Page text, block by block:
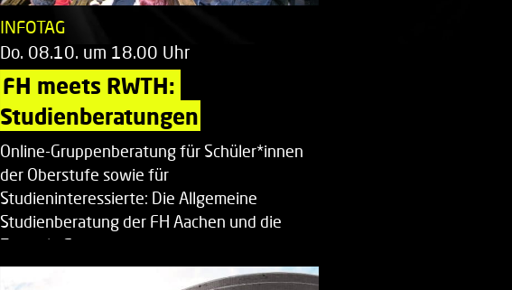
INFOTAG
Do. 08.10. um 18.00 Uhr
FH meets RWTH:
Studienberatungen
Online-Gruppenberatung für Schüler*innen
der Oberstufe sowie für
Studieninteressierte: Die Allgemeine
Studienberatung der FH Aachen und die
Zentrale Studienberatung…